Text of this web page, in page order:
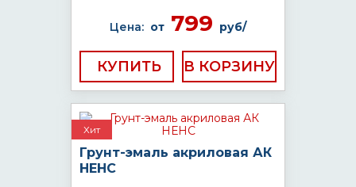
Цена: от 799 руб/
КУПИТЬ
Хит
Грунт-эмаль акриловая АК
НЕНС